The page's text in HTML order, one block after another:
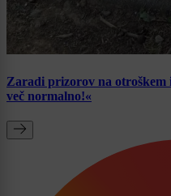
Zaradi prizorov na otroškem
več normalno!«